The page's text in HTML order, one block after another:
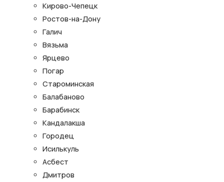
Кирово-Чепецк
Ростов-на-Дону
Галич
Вязьма
Ярцево
Погар
Староминская
Балабаново
Барабинск
Кандалакша
Городец
Исилькуль
Асбест
Дмитров